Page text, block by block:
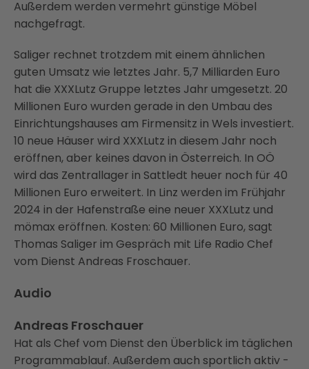
Außerdem werden vermehrt günstige Möbel
nachgefragt.
Saliger rechnet trotzdem mit einem ähnlichen
guten Umsatz wie letztes Jahr. 5,7 Milliarden Euro
hat die XXXLutz Gruppe letztes Jahr umgesetzt. 20
Millionen Euro wurden gerade in den Umbau des
Einrichtungshauses am Firmensitz in Wels investiert.
10 neue Häuser wird XXXLutz in diesem Jahr noch
eröffnen, aber keines davon in Österreich. In OÖ
wird das Zentrallager in Sattledt heuer noch für 40
Millionen Euro erweitert. In Linz werden im Frühjahr
2024 in der Hafenstraße eine neuer XXXLutz und
mömax eröffnen. Kosten: 60 Millionen Euro, sagt
Thomas Saliger im Gespräch mit Life Radio Chef
vom Dienst Andreas Froschauer.
Audio
Andreas Froschauer
Hat als Chef vom Dienst den Überblick im täglichen
Programmablauf. Außerdem auch sportlich aktiv -